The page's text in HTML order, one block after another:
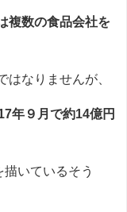
複数の食品会社を
はなりませんが、
年９月で約14億円
いているそう